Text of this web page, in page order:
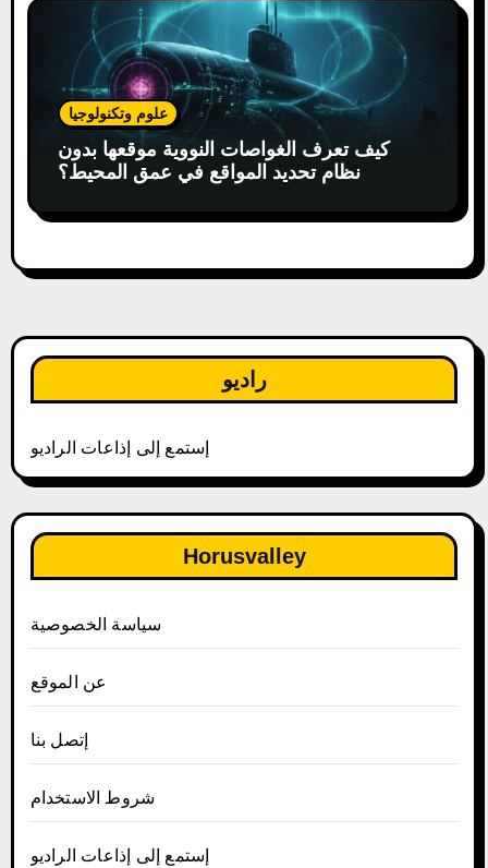
علوم وتكنولوجيا
كيف تعرف الغواصات النووية موقعها بدون
نظام تحديد المواقع في عمق المحيط؟
راديو
إستمع إلى إذاعات الراديو
Horusvalley
سياسة الخصوصية
عن الموقع
إتصل بنا
شروط الاستخدام
إستمع إلى إذاعات الراديو